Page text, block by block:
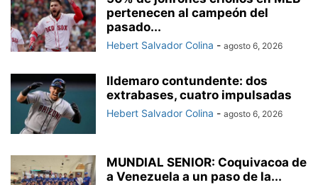
pertenecen al campeón del
pasado...
Hebert Salvador Colina - agosto 6, 2026
Ildemaro contundente: dos
extrabases, cuatro impulsadas
Hebert Salvador Colina - agosto 6, 2026
MUNDIAL SENIOR: Coquivacoa de
a Venezuela a un paso de la...